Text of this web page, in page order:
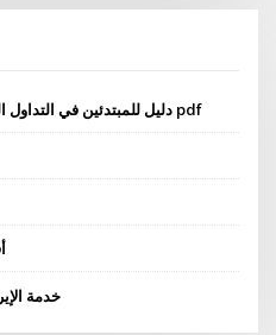
دليل للمبتدئين في التداول اليومي عبر الإنترنت (الإصدار الثاني) pdf
خدمة